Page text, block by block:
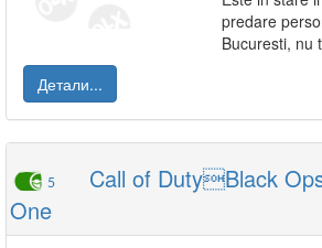
predare
Bucuresti, nu
Детали...
5
Call of DutyBlack
One